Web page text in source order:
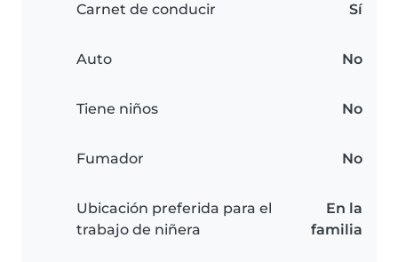
Carnet de conducir Sí
Auto No
Tiene niños No
Fumador No
Ubicación preferida para el
trabajo de niñera
En la
familia